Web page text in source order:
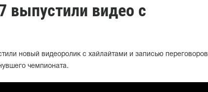
выпустили видео с
новый видеоролик с хайлайтами и записью переговоров
чемпионата.